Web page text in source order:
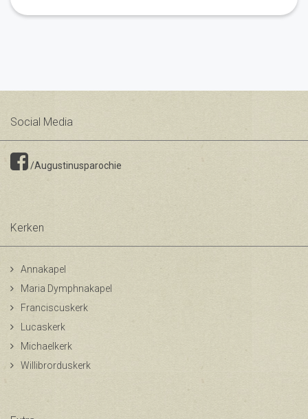
Social Media
/Augustinusparochie
Kerken
Annakapel
Maria Dymphnakapel
Franciscuskerk
Lucaskerk
Michaelkerk
Willibrorduskerk